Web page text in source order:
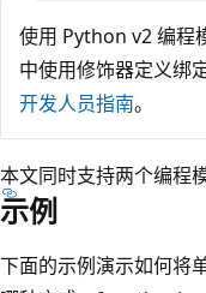
使用 Python v2 编程
中使用修饰器定义绑
开发人员指南。
本文同时支持两个编程模
示例
下面的示例演示如何将